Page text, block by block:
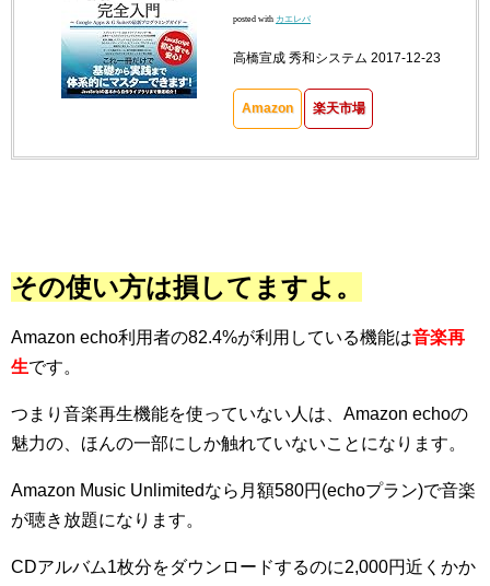
posted with カエレバ
高橋宣成 秀和システム 2017-12-23
Amazon 楽天市場
その使い方は損してますよ。
Amazon echo利用者の82.4%が利用している機能は音楽再
生です。
つまり音楽再生機能を使っていない人は、Amazon echoの
魅力の、ほんの一部にしか触れていないことになります。
Amazon Music Unlimitedなら月額580円(echoプラン)で音楽
が聴き放題になります。
CDアルバム1枚分をダウンロードするのに2,000円近くかか